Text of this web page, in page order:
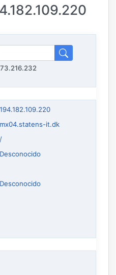
194.182.109.220
mx04.statens-it.dk
/
Desconocido
Desconocido